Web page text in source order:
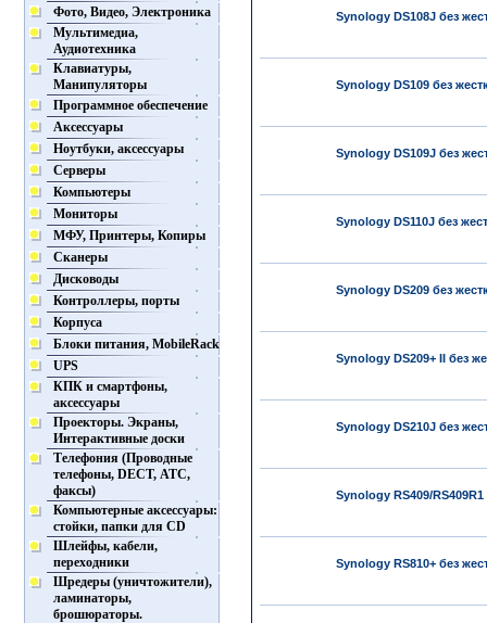
Фото, Видео, Электроника
Мультимедиа,
Аудиотехника
Клавиатуры,
Манипуляторы
Программное обеспечение
Аксессуары
Ноутбуки, аксессуары
Серверы
Компьютеры
Мониторы
МФУ, Принтеры, Копиры
Сканеры
Дисководы
Контроллеры, порты
Корпуса
Блоки питания, MobileRack
UPS
КПК и смартфоны,
аксессуары
Проекторы. Экраны,
Интерактивные доски
Телефония (Проводные
телефоны, DECT, АТС,
факсы)
Компьютерные аксессуары:
стойки, папки для CD
Шлейфы, кабели,
переходники
Шредеры (уничтожители),
ламинаторы,
брошюраторы.
Synology DS108J без
Synology DS109 без
Synology DS109J без
Synology DS110J без
Synology DS209 без
Synology DS209+ II без
Synology DS210J без
Synology RS409/
Synology RS810+ без